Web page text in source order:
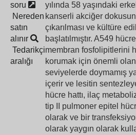
soru
Nereden
satın
alınır
Tedarikçi
aralığı
yılında 58 yaşındaki
kanserli akciğer
çıkarılması ve kültüre
başlatılmıştır. A549
membran fosfolipitlerini
korumak için önemli
seviyelerde doymamış
içerir ve lesitin
hücre hattı, ilaç
tip II pulmoner epitel
olarak ve bir
olarak yaygın olarak